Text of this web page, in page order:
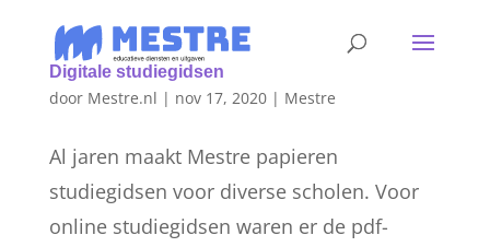
Digitale studiegidsen
door Mestre.nl | nov 17, 2020| Mestre
Al jaren maakt Mestre papieren
studiegidsen voor diverse scholen. Voor
online studiegidsen waren er de pdf-